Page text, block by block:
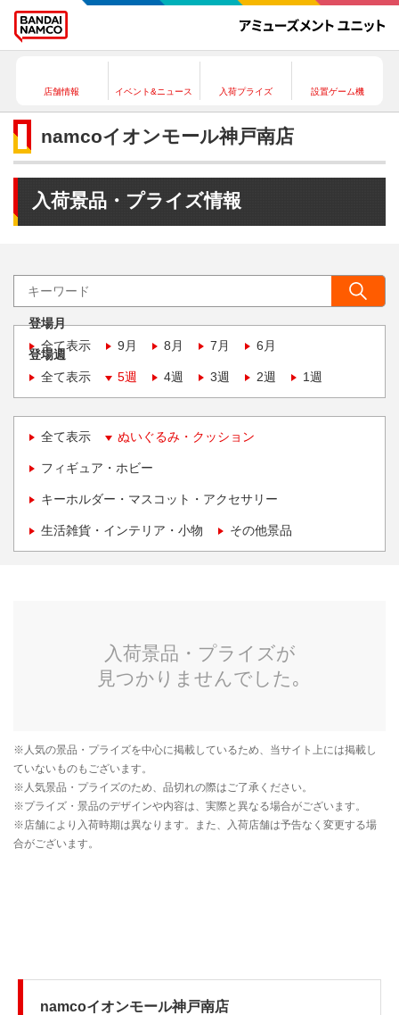
店舗情報 イベント&ニュース 入荷プライズ 設置ゲーム機
namcoイオンモール神戸南店
入荷景品・プライズ情報
登場月
全て表示
9月 8月 7月 6月
登場週
全て表示
5週 4週 3週 2週 1週
全て表示 ぬいぐるみ・クッション
フィギュア・ホビー
キーホルダー・マスコット・アクセサリー
生活雑貨・インテリア・小物 その他景品
namcoイオンモール神戸南店